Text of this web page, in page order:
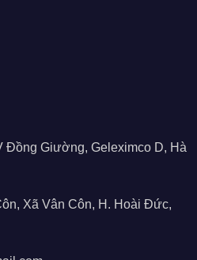
Đồng Giường, Geleximco D, Hà
Xã Vân Côn, H. Hoài Đức,